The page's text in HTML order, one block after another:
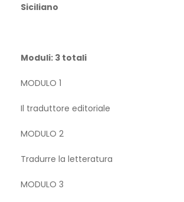
Siciliano
Moduli: 3 totali
MODULO 1
Il traduttore editoriale
MODULO 2
Tradurre la letteratura
MODULO 3